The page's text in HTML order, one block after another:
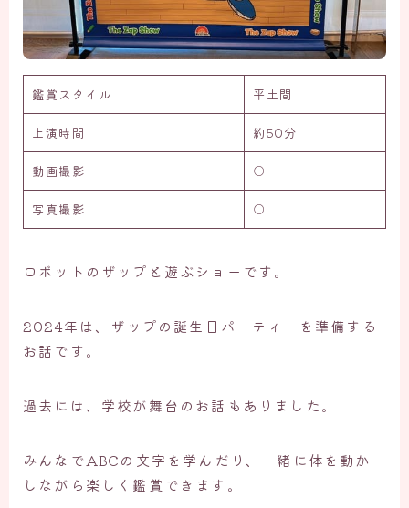
鑑賞スタイル 平土間
上演時間 約50分
動画撮影 ○
写真撮影 ○
ロボットのザップと遊ぶショーです。
2024年は、ザップの誕生日パーティーを準備する
お話です。
過去には、学校が舞台のお話もありました。
みんなでABCの文字を学んだり、一緒に体を動か
しながら楽しく鑑賞できます。